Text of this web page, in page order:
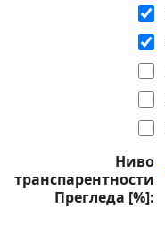
Ниво
транспарентности
Прегледа [%]